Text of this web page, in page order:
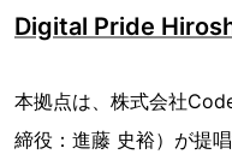
Digital Pride
本拠点は、株式会社
締役：進藤 史裕）が提